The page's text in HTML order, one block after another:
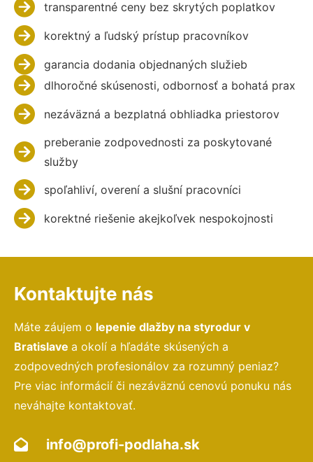
transparentné ceny bez skrytých poplatkov
korektný a ľudský prístup pracovníkov
garancia dodania objednaných služieb
dlhoročné skúsenosti, odbornosť a bohatá prax
nezáväzná a bezplatná obhliadka priestorov
preberanie zodpovednosti za poskytované
služby
spoľahliví, overení a slušní pracovníci
korektné riešenie akejkoľvek nespokojnosti
Kontaktujte nás
Máte záujem o lepenie dlažby na styrodur v
Bratislave a okolí a hľadáte skúsených a
zodpovedných profesionálov za rozumný peniaz?
Pre viac informácií či nezáväznú cenovú ponuku nás
neváhajte kontaktovať.
info@profi-podlaha.sk